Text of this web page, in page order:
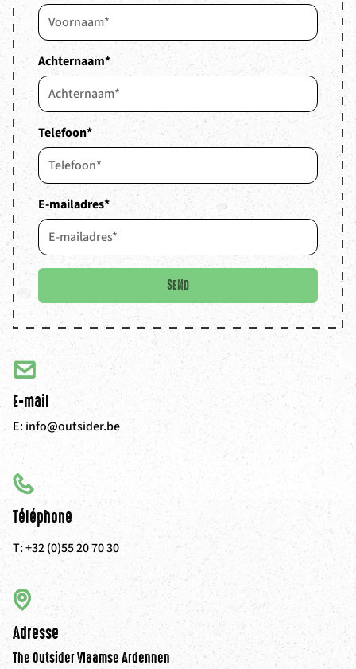
Achternaam*
Telefoon*
E-mailadres*
E-mail
E: info@outsider.be
Téléphone
T:+32 (0)55 20 70 30
Adresse
The Outsider Vlaamse Ardennen